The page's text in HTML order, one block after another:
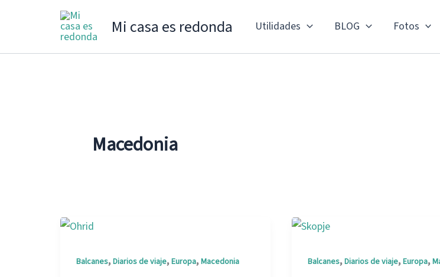
Mi casa es redonda Utilidades BLOG Fotos
Macedonia
Balcanes,Diarios de viaje,Europa,Macedonia Balcanes,Diarios de viaje,Europa,